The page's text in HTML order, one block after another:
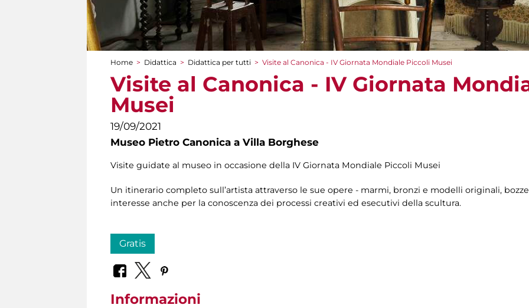
Tu sei qui
Home > Didattica > Didattica per tutti > Visite al Canonica - IV Giornata Mondiale Piccoli Musei
Visite al Canonica - IV Giornata
Musei
19/09/2021
Museo Pietro Canonica a Villa Borghese
Visite guidate al museo in occasione della IV Giornata Mondiale Piccoli Musei
Un itinerario completo sull’artista attraverso le sue opere - marmi, bronzi e modelli originali,
interesse anche per la conoscenza dei processi creativi ed esecutivi della scultura.
Gratis
Informazioni